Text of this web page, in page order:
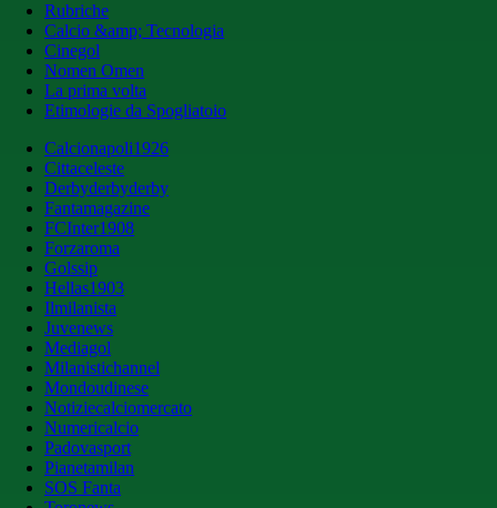
Rubriche
Calcio &amp; Tecnologia
Cinegol
Nomen Omen
La prima volta
Etimologie da Spogliatoio
Calcionapoli1926
Cittaceleste
Derbyderbyderby
Fantamagazine
FCInter1908
Forzaroma
Golssip
Hellas1903
Ilmilanista
Juvenews
Mediagol
Milanistichannel
Mondoudinese
Notiziecalciomercato
Numericalcio
Padovasport
Pianetamilan
SOS Fanta